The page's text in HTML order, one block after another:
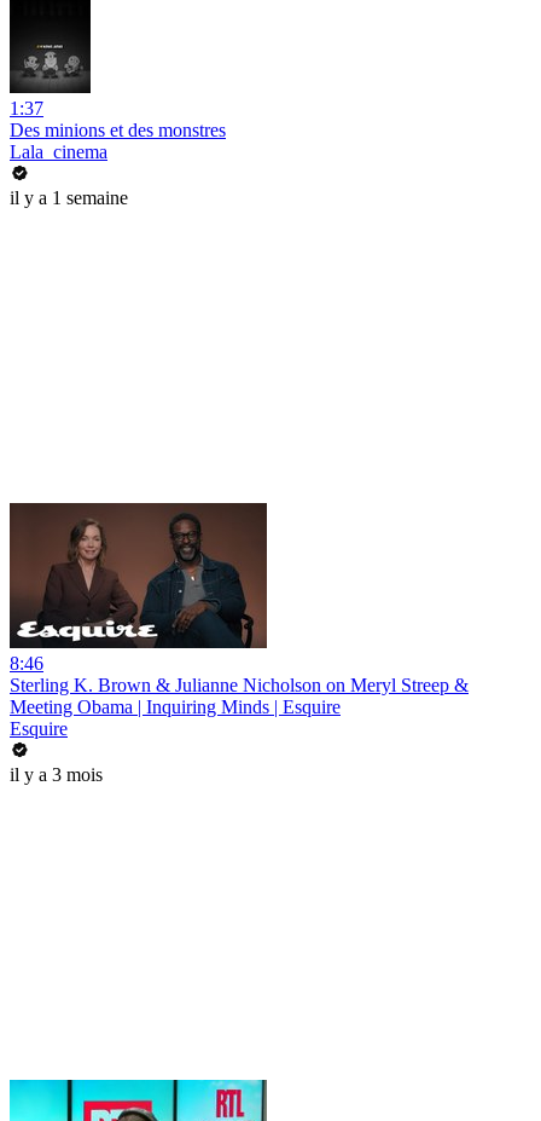
1:37
Des minions et des monstres
Lala_cinema
il y a 1 semaine
8:46
Sterling K. Brown & Julianne Nicholson on Meryl Streep &
Meeting Obama | Inquiring Minds | Esquire
Esquire
il y a 3 mois